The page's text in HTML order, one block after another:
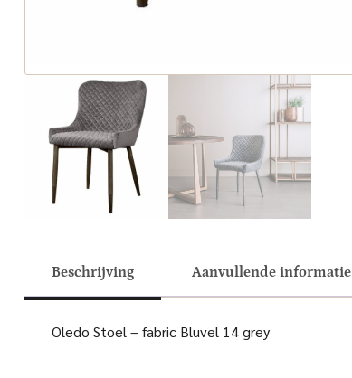
Beschrijving Aanvullende informatie
Oledo Stoel – fabric Bluvel 14 grey